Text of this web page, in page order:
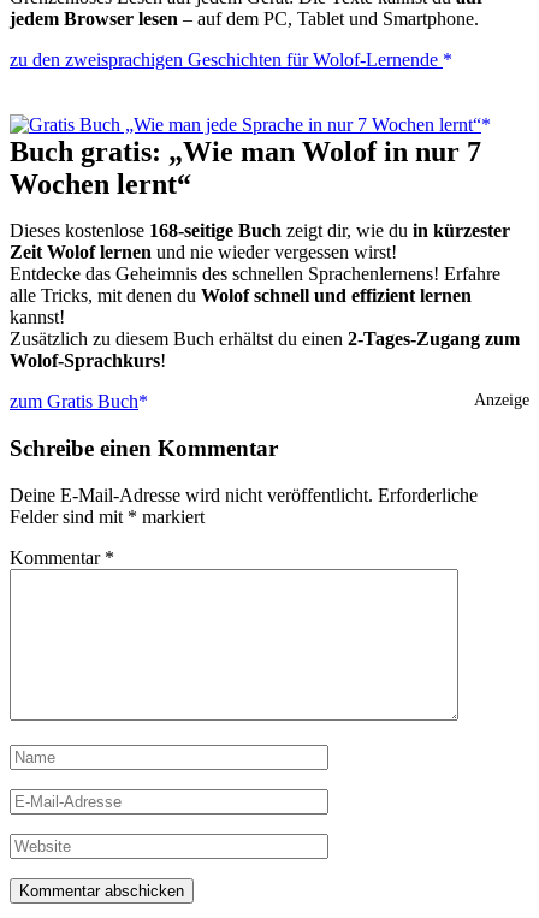
jedem Browser lesen – auf dem PC, Tablet und Smartphone.
zu den zweisprachigen Geschichten für Wolof-Lernende
Buch gratis: „Wie man Wolof in nur 7
Wochen lernt“
Dieses kostenlose 168-seitige Buch zeigt dir, wie du in kürzester
Zeit Wolof lernen und nie wieder vergessen wirst!
Entdecke das Geheimnis des schnellen Sprachenlernens! Erfahre
alle Tricks, mit denen du Wolof schnell und effizient lernen
kannst!
Zusätzlich zu diesem Buch erhältst du einen 2-Tages-Zugang zum
Wolof-Sprachkurs!
Anzeige
zum Gratis Buch
Schreibe einen Kommentar
Deine E-Mail-Adresse wird nicht veröffentlicht. Erforderliche
Felder sind mit * markiert
Kommentar *
Name
E-
Mail-
Adresse
Website